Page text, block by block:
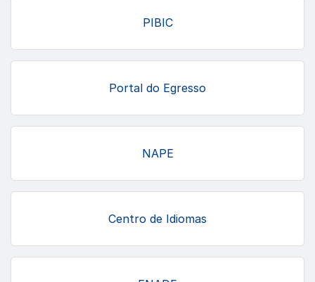
PIBIC
Portal do Egresso
NAPE
Centro de Idiomas